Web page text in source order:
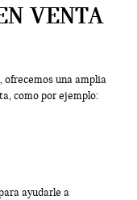
VENTA
una amplia
como por ejemplo:
ayudarle a